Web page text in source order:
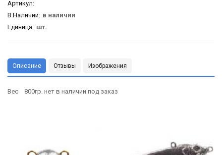
Артикул:
В Наличии: в наличии
Единица: шт.
Описание Отзывы Изображения
Вес 800гр. нет в наличии под заказ